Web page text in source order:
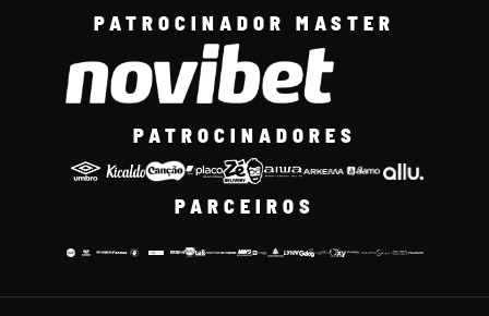
PATROCINADOR MASTER
PATROCINADORES
PARCEIROS